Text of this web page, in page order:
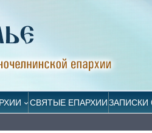
СВЯТЫЕ ЕПАРХИИЗАПИСКИ